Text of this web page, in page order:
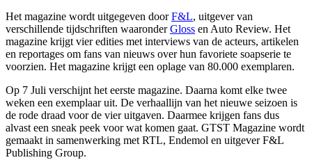
Het magazine wordt uitgegeven doorF&L, uitgever van
verschillende tijdschriften waaronderGloss en Auto Review. Het
magazine krijgt vier edities met interviews van de acteurs, artikelen
en reportages om fans van nieuws over hun favoriete soapserie te
voorzien. Het magazine krijgt een oplage van 80.000 exemplaren.
Op 7 Juli verschijnt het eerste magazine. Daarna komt elke twee
weken een exemplaar uit. De verhaallijn van het nieuwe seizoen is
de rode draad voor de vier uitgaven. Daarmee krijgen fans dus
alvast een sneak peek voor wat komen gaat. GTST Magazine wordt
gemaakt in samenwerking met RTL, Endemol en uitgever F&L
Publishing Group.